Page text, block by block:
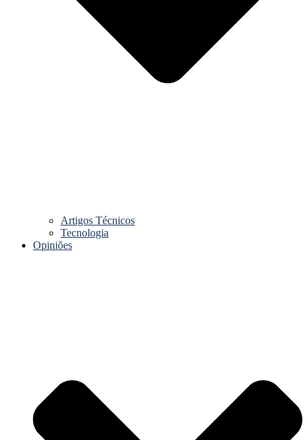
Artigos Técnicos
Tecnologia
Opiniões